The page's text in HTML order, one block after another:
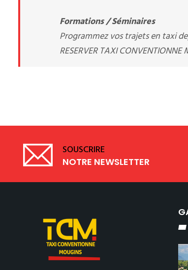
Formations / Séminaires
Programmez vos trajets en taxi
RESERVER TAXI
SOUSCRIRE
NOTRE NEWSLETTER